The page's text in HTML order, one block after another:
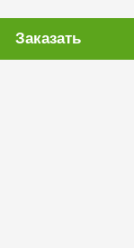
Заказать